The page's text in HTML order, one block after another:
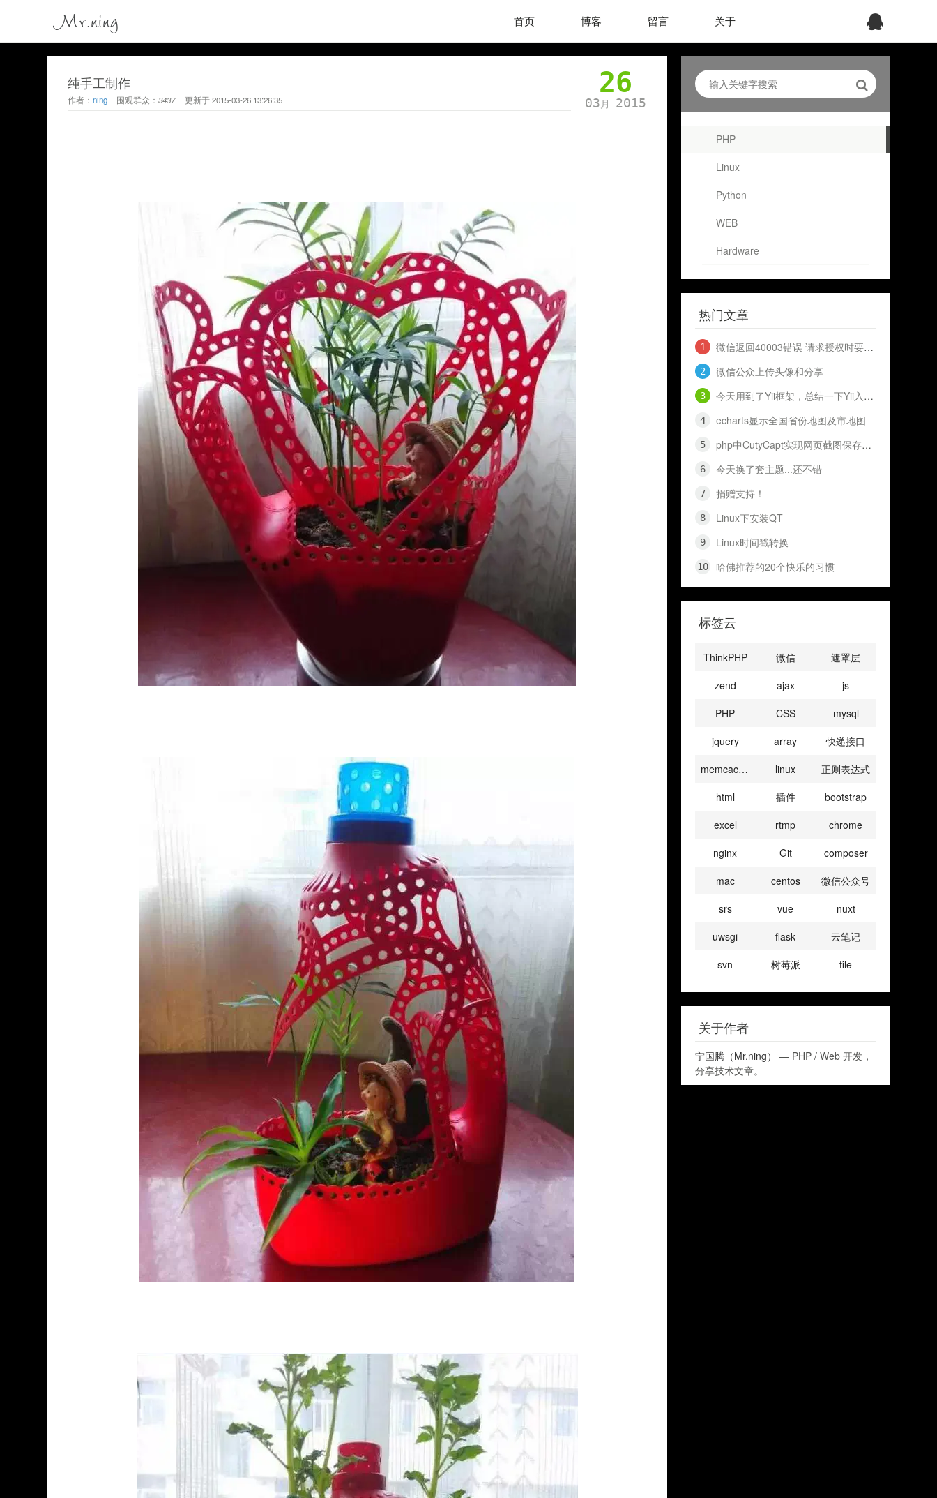
Mr.ning 首页 博客 留言 关于
纯手工制作
作者：ning 围观群众：3437 更新于2015-03-26 13:26:35
26
03 月 2015
PHP
Linux
Python
WEB
Hardware
热门文章
微信返回40003错误 请求授权时要到openid 和 access_token
微信公众上传头像和分享
今天用到了Yii框架，总结一下Yii入门知识，十分钟入门Yii
echarts显示全国省份地图及市地图
php中CutyCapt实现网页截图保存代码（网页快照）
今天换了套主题...还不错
捐赠支持！
Linux下安装QT
Linux时间戳转换
哈佛推荐的20个快乐的习惯
标签云
ThinkPHP 微信
遮罩层
zend
ajax
js
PHP
CSS
mysql
jquery
array
快递接口
memcached
linux
正则表达式
html
插件
bootstrap
excel
rtmp
chrome
nginx
Git
composer
mac
centos
微信公众号
srs
vue
nuxt
uwsgi
flask
云笔记
svn
树莓派 file
关于作者
宁国腾（Mr.ning）
— PHP / Web 开发，
分享技术文章。